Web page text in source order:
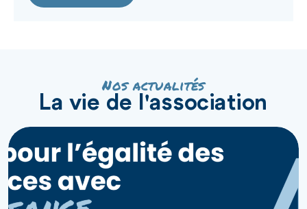
Nos actualités
La vie de l'association